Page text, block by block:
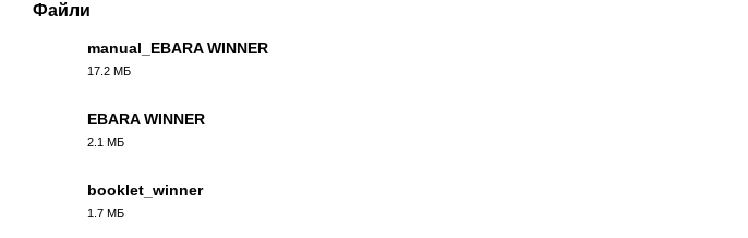
Файли
manual_EBARA WINNER
17.2 МБ
EBARA WINNER
2.1 МБ
booklet_winner
1.7 МБ